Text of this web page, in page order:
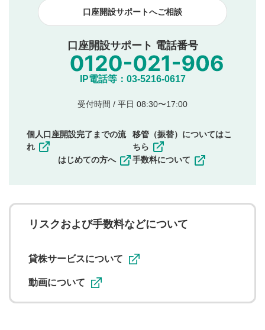
本動画コンテンツとは無関係の内容の投稿
他者への誹謗中傷や差別的表現投稿
公序良俗に反する内容の投稿
氏名、住所、電話番号など個人を特定できる情報の
他のサイトへの誘導や営利目的、広告・宣伝を目
他者の権利（商標、著作権、その他の知的財産
その他当社が不適切と判断した投稿
一度投稿した評価およびコメントの変更・削除はできま
ことを承諾したものとします。また、利用者は、コメント
に関する著作者人格権を行使しないことに同意します。利
用者が投稿したコメントは、当社サービスの広告・宣伝、
ることがあります。
口座開設サポートへご相談
口座開設サポート 電話番号
IP電話等：03-5216-0617
受付時間 / 平日 08:30〜17:00
個人口座開設完了までの流
れ
はじめての方へ
移管（振替）についてはこ
ちら
手数料について
リスクおよび手数料などについて
貸株サービスについて
動画について